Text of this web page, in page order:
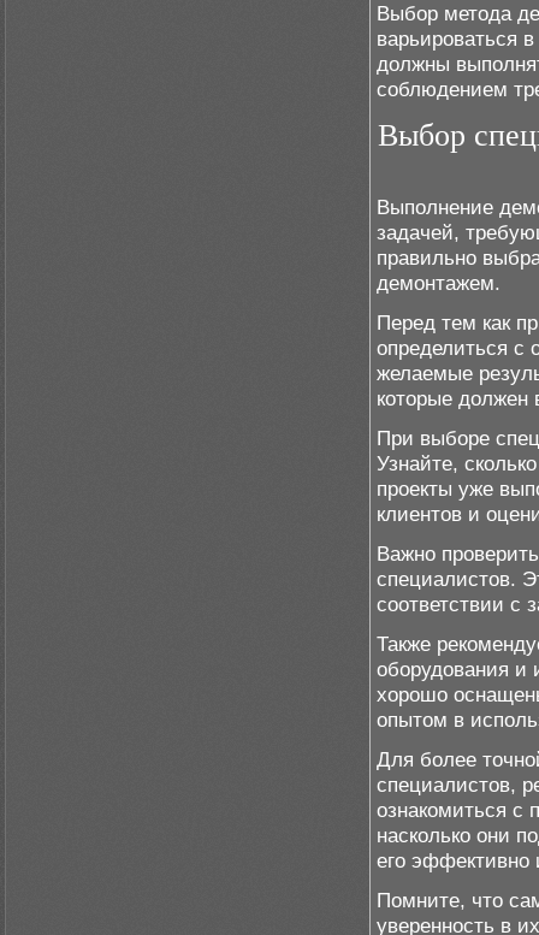
Выбор метода
варьироваться
должны
соблюдением
Выбор
Выполнение
задачей,
правильно
демонтажем.
Перед тем как
определиться с
желаемые
которые должен
При выборе
Узнайте,
проекты уже
клиентов и
Важно
специалистов.
соответствии с
Также
оборудования и
хорошо
опытом в
Для более
специалистов,
ознакомиться с
насколько они
его эффективно
Помните, что
уверенность в